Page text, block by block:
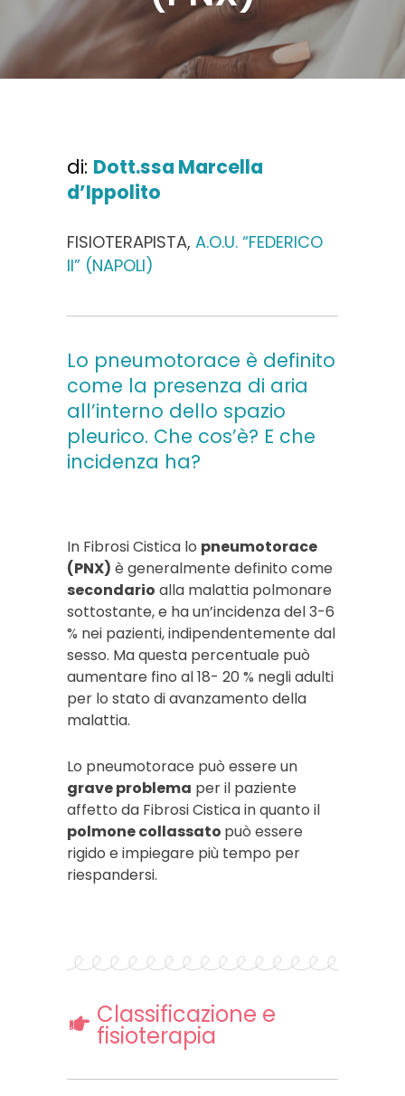
di: Dott.ssa Marcella
d’Ippolito
FISIOTERAPISTA, A.O.U. “FEDERICO
II” (NAPOLI)
Lo pneumotorace è definito
come la presenza di aria
all’interno dello spazio
pleurico. Che cos’è? E che
incidenza ha?
In Fibrosi Cistica lo pneumotorace
(PNX) è generalmente definito come
secondario alla malattia polmonare
sottostante, e ha un’incidenza del 3-6
% nei pazienti, indipendentemente dal
sesso. Ma questa percentuale può
aumentare fino al 18- 20 % negli adulti
per lo stato di avanzamento della
malattia.
Lo pneumotorace può essere un
grave problema per il paziente
affetto da Fibrosi Cistica in quanto il
polmone collassato può essere
rigido e impiegare più tempo per
riespandersi.
Classificazione e
fisioterapia